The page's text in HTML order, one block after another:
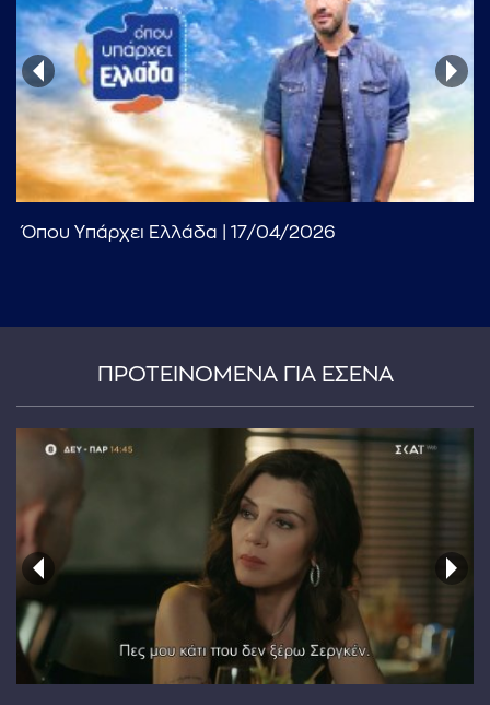
...πληκτρολογήστε κείμενο προς αναζήτηση
Όπου Υπάρχει Ελλάδα | 17/04/2026
ΠΡΟΤΕΙΝΟΜΕΝΑ ΓΙΑ ΕΣΕΝΑ